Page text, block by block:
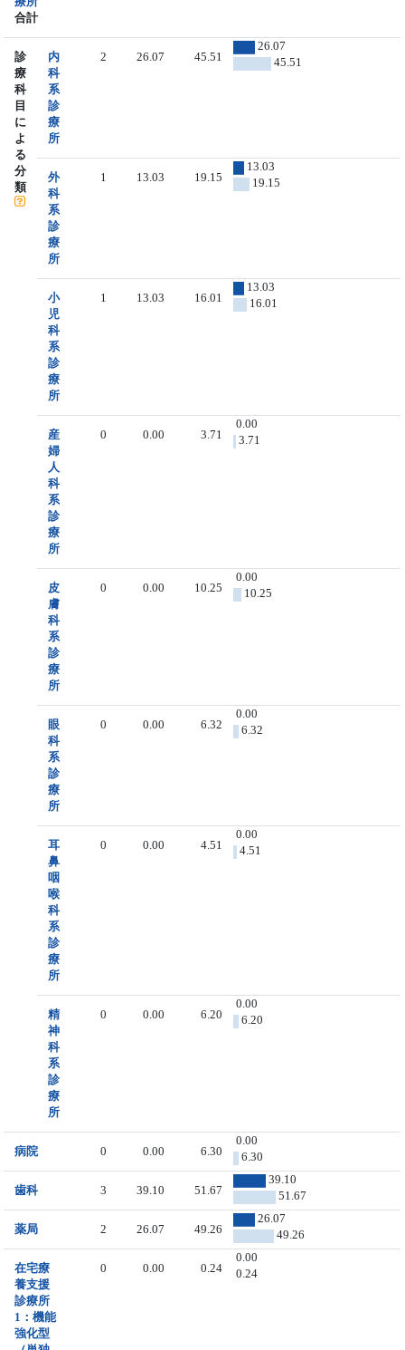
合計
診
療
科
目
に
よ
る
分
類
内
科
系
診
療
所
2 26.07 45.51
26.07
45.51
外
科
系
診
療
所
1 13.03 19.15
13.03
19.15
小
児
科
系
診
療
所
1 13.03 16.01
13.03
16.01
産
婦
人
科
系
診
療
所
0 0.00 3.71
0.00
3.71
皮
膚
科
系
診
療
所
0 0.00 10.25
0.00
10.25
眼
科
系
診
療
所
0 0.00 6.32
0.00
6.32
耳
鼻
咽
喉
科
系
診
療
所
0 0.00 4.51
0.00
4.51
精
神
科
系
診
療
所
0 0.00 6.20
0.00
6.20
病院 0 0.00 6.30
0.00
6.30
歯科 3 39.10 51.67
39.10
51.67
薬局 2 26.07 49.26
26.07
49.26
在宅療
養支援
診療所
1：機能
強化型
0 0.00 0.24
0.00
0.24